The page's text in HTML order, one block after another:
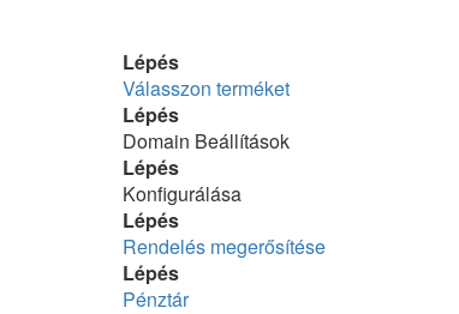
Lépés
Válasszon terméket
Lépés
Domain Beállítások
Lépés
Konfigurálása
Lépés
Rendelés megerősítése
Lépés
Pénztár